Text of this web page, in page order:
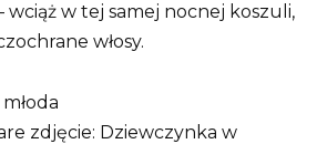
wciąż w tej samej nocnej koszuli,
włosy.
zdjęcie: Dziewczynka w